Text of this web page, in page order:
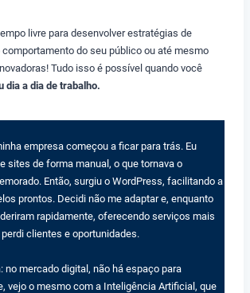
livre para desenvolver estratégias de
do seu público ou até mesmo
Tudo isso é possível quando você
dia a dia de trabalho.
empresa começou a ficar para trás. Eu
sites de forma manual, o que tornava o
Então, surgiu o WordPress, facilitando a
prontos. Decidi não me adaptar e, enquanto
rapidamente, oferecendo serviços mais
clientes e oportunidades.
no mercado digital, não há espaço para
vejo o mesmo com a Inteligência Artificial, que